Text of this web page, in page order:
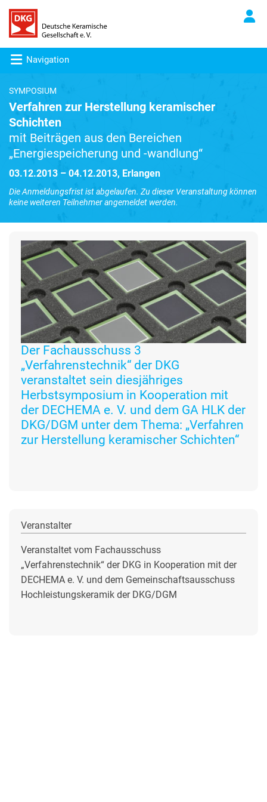
Navigation
SYMPOSIUM
Verfahren zur Herstellung keramischer
Schichten
mit Beiträgen aus den Bereichen
„Energiespeicherung und -wandlung“
03.12.2013 – 04.12.2013, Erlangen
Die Anmeldungsfrist ist abgelaufen. Zu dieser Veranstaltung können
keine weiteren Teilnehmer angemeldet werden.
Der Fachausschuss 3
„Verfahrenstechnik“ der DKG
veranstaltet sein diesjähriges
Herbstsymposium in Kooperation mit
der DECHEMA e. V. und dem GA HLK der
DKG/DGM unter dem Thema: „Verfahren
zur Herstellung keramischer Schichten“
Veranstalter
Veranstaltet vom Fachausschuss
„Verfahrenstechnik“ der DKG in Kooperation mit der
DECHEMA e. V. und dem Gemeinschaftsausschuss
Hochleistungskeramik der DKG/DGM